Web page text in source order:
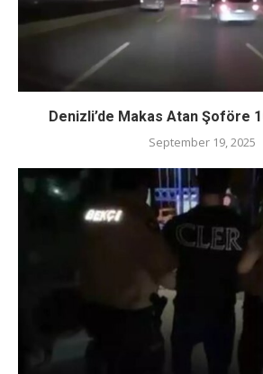
Denizli’de Makas Atan Şoföre
September 19, 2025